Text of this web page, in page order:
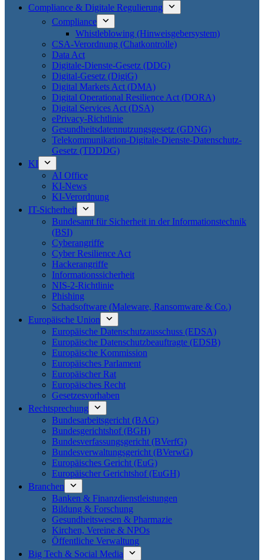
Compliance & Digitale Regulierung
Compliance
Whistleblowing (Hinweisgebersystem)
CSA-Verordnung (Chatkontrolle)
Data Act
Digitale-Dienste-Gesetz (DDG)
Digital-Gesetz (DigiG)
Digital Markets Act (DMA)
Digital Operational Resilience Act (DORA)
Digital Services Act (DSA)
ePrivacy-Richtlinie
Gesundheitsdatennutzungsgesetz (GDNG)
Telekommunikation-Digitale-Dienste-Datenschutz-
Gesetz (TDDDG)
KI
AI Office
KI-News
KI-Verordnung
IT-Sicherheit
Bundesamt für Sicherheit in der Informationstechnik
(BSI)
Cyberangriffe
Cyber Resilience Act
Hackerangriffe
Informationssicherheit
NIS-2-Richtlinie
Phishing
Schadsoftware (Maleware, Ransomware & Co.)
Europäische Union
Europäische Datenschutzausschuss (EDSA)
Europäische Datenschutzbeauftragte (EDSB)
Europäische Kommission
Europäisches Parlament
Europäischer Rat
Europäisches Recht
Gesetzesvorhaben
Rechtsprechung
Bundesarbeitsgericht (BAG)
Bundesgerichtshof (BGH)
Bundesverfassungsgericht (BVerfG)
Bundesverwaltungsgericht (BVerwG)
Europäisches Gericht (EuG)
Europäischer Gerichtshof (EuGH)
Branchen
Banken & Finanzdienstleistungen
Bildung & Forschung
Gesundheitswesen & Pharmazie
Kirchen, Vereine & NPOs
Öffentliche Verwaltung
Big Tech & Social Media